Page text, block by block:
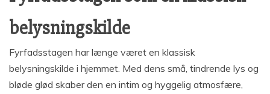
belysningskilde
Fyrfadsstagen har længe været en klassisk
belysningskilde i hjemmet. Med dens små, tindrende lys og
bløde glød skaber den en intim og hyggelig atmosfære,